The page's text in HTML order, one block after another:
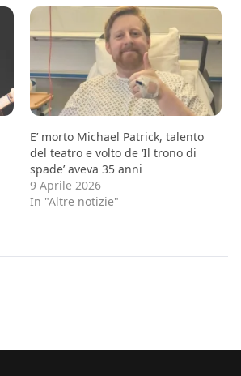
E’ morto Michael Patrick, talento
del teatro e volto de ‘Il trono di
spade’ aveva 35 anni
9 Aprile 2026
In "Altre notizie"